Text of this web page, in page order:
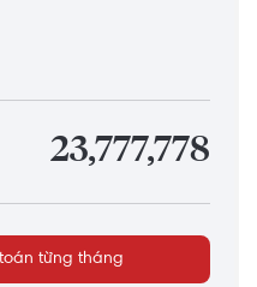
23,777,778
từng tháng